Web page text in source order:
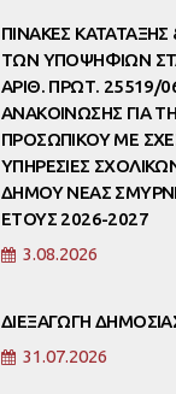
ΠΙΝΑΚΕΣ
ΤΩΝ ΥΠΟΨΗΦΙΩΝ
ΑΡΙΘ. ΠΡΩΤ. 25519/
ΑΝΑΚΟΙΝΩΣΗΣ ΓΙΑ
ΠΡΟΣΩΠΙΚΟΥ ΜΕ
ΥΠΗΡΕΣΙΕΣ
ΔΗΜΟΥ ΝΕΑΣ
ΕΤΟΥΣ 2026-2027
3.08.2026
ΔΙΕΞΑΓΩΓΗ
31.07.2026